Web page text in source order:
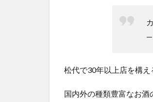
—
松代で30年以上店を構え
国内外の種類豊富なお